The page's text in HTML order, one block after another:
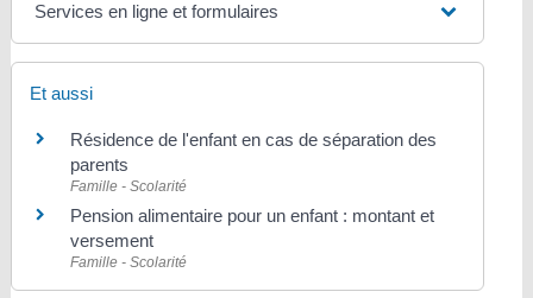
Services en ligne et formulaires
Et aussi
Résidence de l'enfant en cas de séparation des
parents
Famille - Scolarité
Pension alimentaire pour un enfant : montant et
versement
Famille - Scolarité